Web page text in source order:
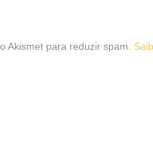
Akismet para reduzir spam.